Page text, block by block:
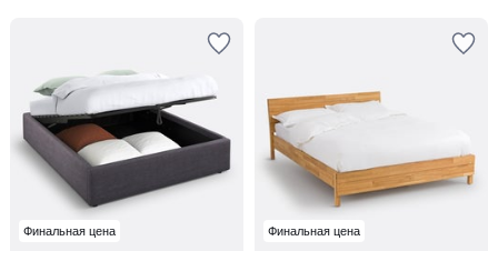
Финальная цена Финальная цена